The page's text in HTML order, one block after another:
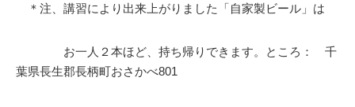
＊注、講習により出来上がりました「自家製ビール」は
お一人２本ほど、持ち帰りできます。ところ： 千
葉県長生郡長柄町おさかべ801